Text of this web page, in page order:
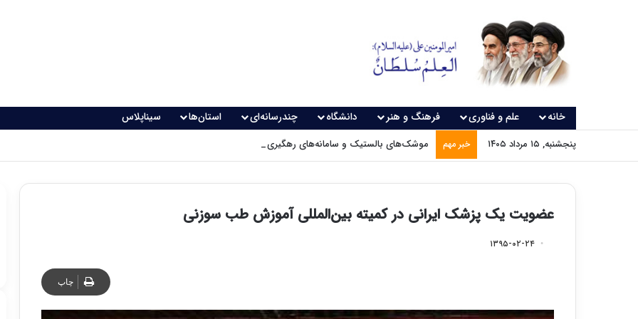
خانه علم و فناوری فرهنگ و هنر دانشگاه چندرسانه‌ای استان‌ها سیناپلاس
پنجشنبه, ۱۵ مرداد ۱۴۰۵ خبر مهم موشک‌های بالستیک و سامانه‌های رهگیری پدافندی چگونه کار می کنند؟
عضویت یک پزشک ایرانی در کمیته بین‌المللی آموزش طب سوزنی
۱۳۹۵-۰۲-۲۴
چاپ